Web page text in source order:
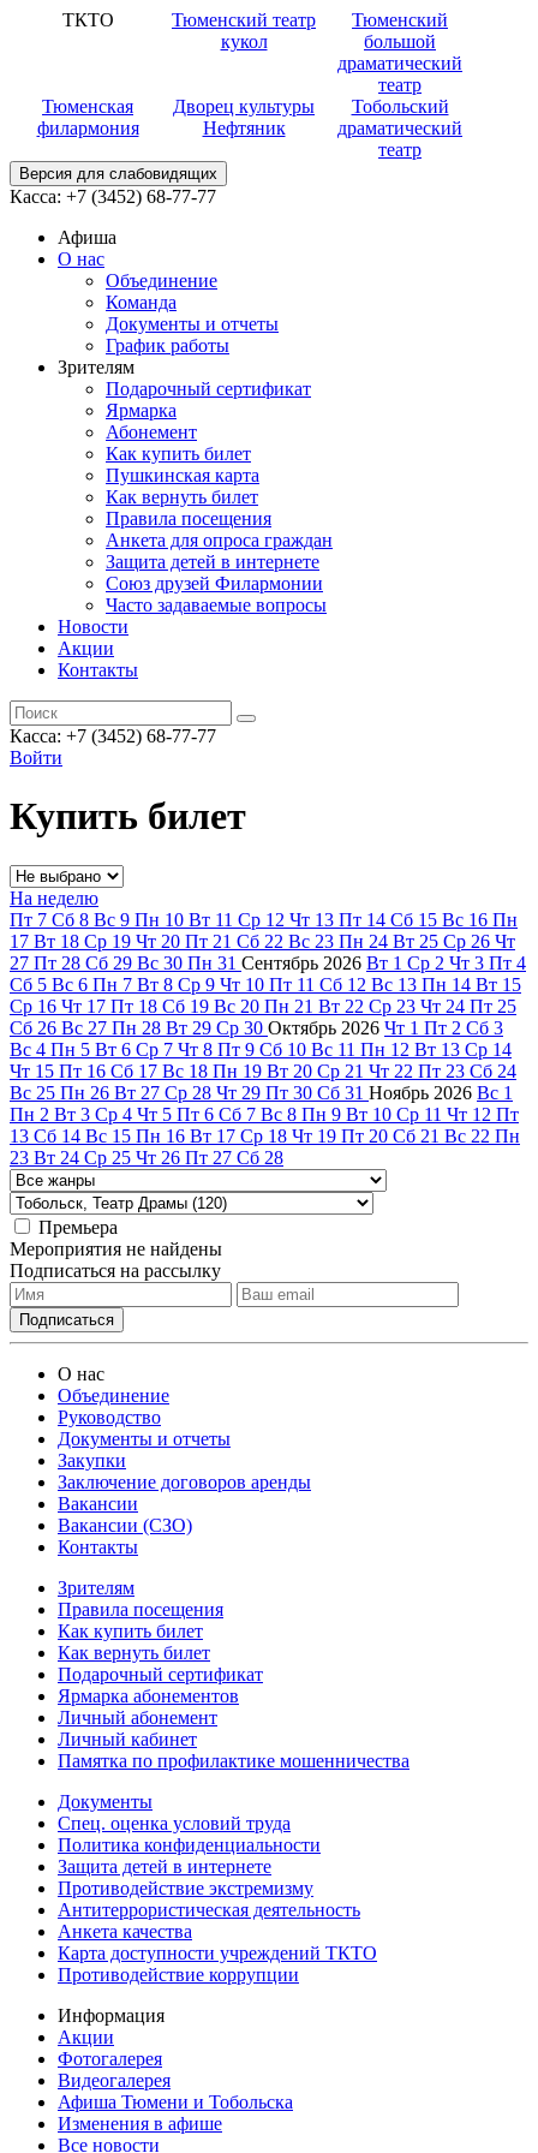
ТКТО
Тюменский театр
кукол
Тюменский
большой
драматический
театр
Тюменская
филармония
Дворец культуры
Нефтяник
Тобольский
драматический
театр
Версия для слабовидящих
Касса: +7 (3452) 68-77-77
Афиша
О нас
Объединение
Команда
Документы и отчеты
График работы
Зрителям
Подарочный сертификат
Ярмарка
Абонемент
Как купить билет
Пушкинская карта
Как вернуть билет
Правила посещения
Анкета для опроса граждан
Защита детей в интернете
Союз друзей Филармонии
Часто задаваемые вопросы
Новости
Акции
Контакты
Касса: +7 (3452) 68-77-77
Войти
Купить билет
На неделю
Пт 7 Сб 8 Вс 9 Пн 10 Вт 11 Ср 12 Чт 13 Пт 14 Сб 15 Вс 16 Пн
17 Вт 18 Ср 19 Чт 20 Пт 21 Сб 22 Вс 23 Пн 24 Вт 25 Ср 26 Чт
27 Пт 28 Сб 29 Вс 30 Пн 31 Сентябрь 2026 Вт 1 Ср 2 Чт 3 Пт 4
Сб 5 Вс 6 Пн 7 Вт 8 Ср 9 Чт 10 Пт 11 Сб 12 Вс 13 Пн 14 Вт 15
Ср 16 Чт 17 Пт 18 Сб 19 Вс 20 Пн 21 Вт 22 Ср 23 Чт 24 Пт 25
Сб 26 Вс 27 Пн 28 Вт 29 Ср 30 Октябрь 2026 Чт 1 Пт 2 Сб 3
Вс 4 Пн 5 Вт 6 Ср 7 Чт 8 Пт 9 Сб 10 Вс 11 Пн 12 Вт 13 Ср 14
Чт 15 Пт 16 Сб 17 Вс 18 Пн 19 Вт 20 Ср 21 Чт 22 Пт 23 Сб 24
Вс 25 Пн 26 Вт 27 Ср 28 Чт 29 Пт 30 Сб 31 Ноябрь 2026 Вс 1
Пн 2 Вт 3 Ср 4 Чт 5 Пт 6 Сб 7 Вс 8 Пн 9 Вт 10 Ср 11 Чт 12 Пт
13 Сб 14 Вс 15 Пн 16 Вт 17 Ср 18 Чт 19 Пт 20 Сб 21 Вс 22 Пн
23 Вт 24 Ср 25 Чт 26 Пт 27 Сб 28
Премьера
Мероприятия не найдены
Подписаться на рассылку
О нас
Объединение
Руководство
Документы и отчеты
Закупки
Заключение договоров аренды
Вакансии
Вакансии (СЗО)
Контакты
Зрителям
Правила посещения
Как купить билет
Как вернуть билет
Подарочный сертификат
Ярмарка абонементов
Личный абонемент
Личный кабинет
Памятка по профилактике мошенничества
Документы
Спец. оценка условий труда
Политика конфиденциальности
Защита детей в интернете
Противодействие экстремизму
Антитеррористическая деятельность
Анкета качества
Карта доступности учреждений ТКТО
Противодействие коррупции
Информация
Акции
Фотогалерея
Видеогалерея
Афиша Тюмени и Тобольска
Изменения в афише
Все новости